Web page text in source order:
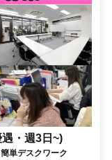
・週3日~)
単デスクワーク